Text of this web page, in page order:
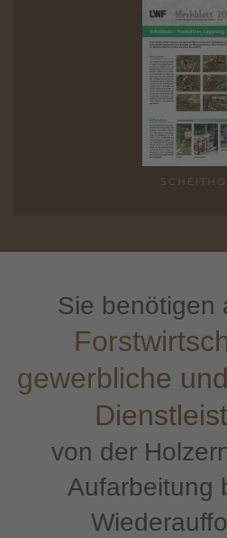
Sie benötigen
gewerbliche
von der
Aufarbeitung